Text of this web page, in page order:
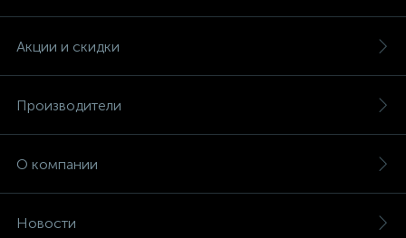
Акции и скидки
Производители
О компании
Новости